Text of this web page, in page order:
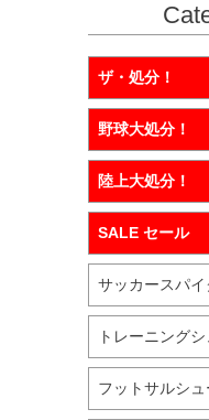
ザ・処分！
野球大処分！
陸上大処分！
SALE セール
サッカースパイ
トレーニング
フットサルシ